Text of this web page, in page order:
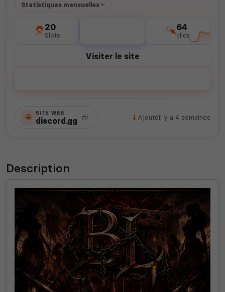
Statistiques mensuelles
20
Slots
64
clics
Visiter le site
SITE WEB
discord.gg Ajoutéil y a 4 semaines
Description